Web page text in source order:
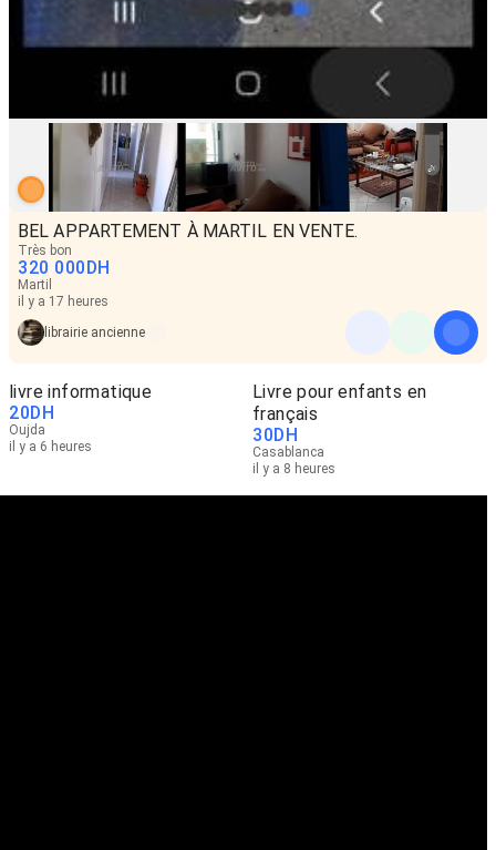
BEL APPARTEMENT À MARTIL EN VENTE.
Très bon
320 000 DH
Martil
il y a 17 heures
librairie ancienne
livre informatique
20 DH
Oujda
il y a 6 heures
Livre pour enfants en
français
30 DH
Casablanca
il y a 8 heures